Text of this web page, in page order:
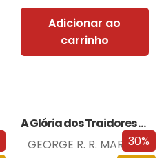
Adicionar ao
carrinho
30%
A Glória dos Traidores (Edição especial limitada)
GEORGE R. R. MARTIN